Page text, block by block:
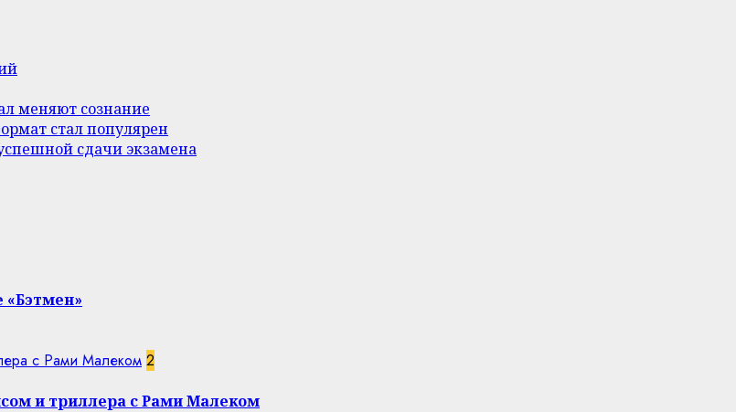
меняют сознание
стал популярен
сдачи экзамена
«Бэтмен»
с Рами Малеком 2
и триллера с Рами Малеком